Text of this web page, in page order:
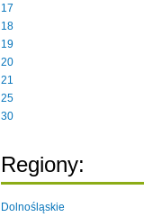
17
18
19
20
21
25
30
Regiony:
Dolnośląskie